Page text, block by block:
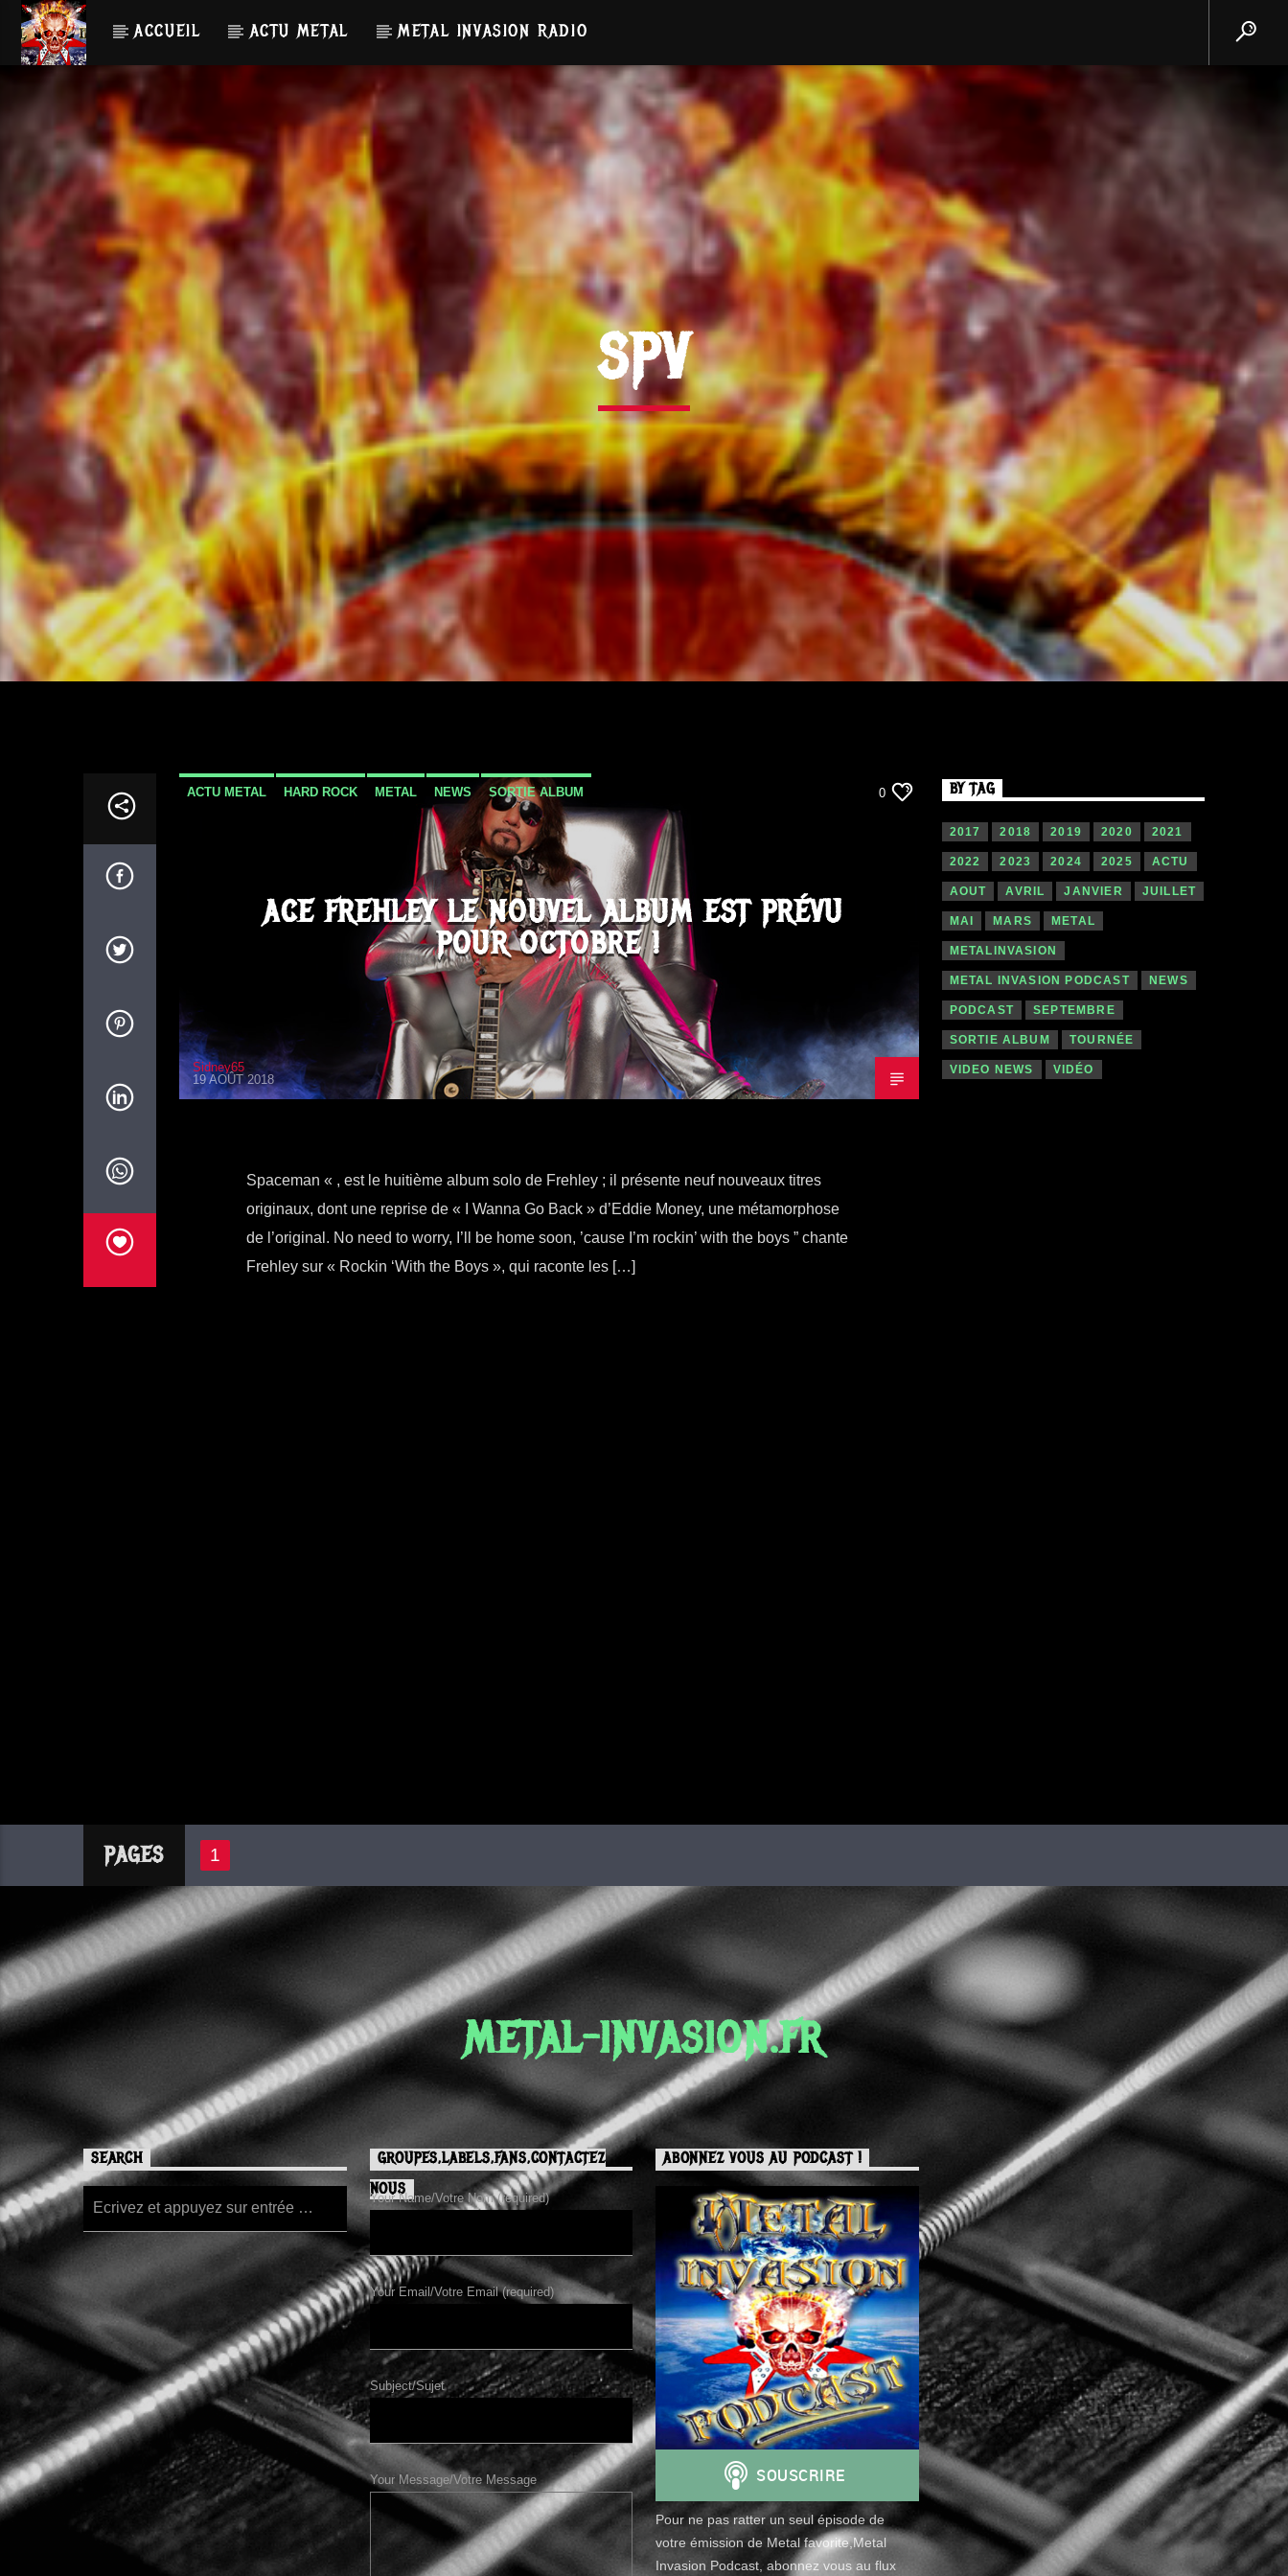
ACCUEIL ACTU METAL METAL INVASION RADIO
SPV
ACTU METAL HARD ROCK METAL NEWS SORTIE ALBUM 0
ACE FREHLEY LE NOUVEL ALBUM EST PRÉVU
POUR OCTOBRE !
Sidney65
19 AOÛT 2018
Spaceman « , est le huitième album solo de Frehley ; il présente neuf nouveaux titres
originaux, dont une reprise de « I Wanna Go Back » d’Eddie Money, une métamorphose
de l’original. No need to worry, I’ll be home soon, ’cause I’m rockin’ with the boys ” chante
Frehley sur « Rockin ‘With the Boys », qui raconte les […]
BY TAG
2017 2018 2019 2020 2021
2022 2023 2024 2025 ACTU
AOUT AVRIL JANVIER JUILLET
MAI MARS METAL
METALINVASION
METAL INVASION PODCAST NEWS
PODCAST SEPTEMBRE
SORTIE ALBUM TOURNÉE
VIDEO NEWS VIDÉO
PAGES 1
METAL-INVASION.FR
SEARCH
GROUPES,LABELS,FANS,CONTACTEZ
NOUS
Your Name/Votre Nom (required)
Your Email/Votre Email (required)
Subject/Sujet
Your Message/Votre Message
ABONNEZ VOUS AU PODCAST !
Pour ne pas ratter un seul épisode de
votre émission de Metal favorite,Metal
Invasion Podcast, abonnez vous au flux